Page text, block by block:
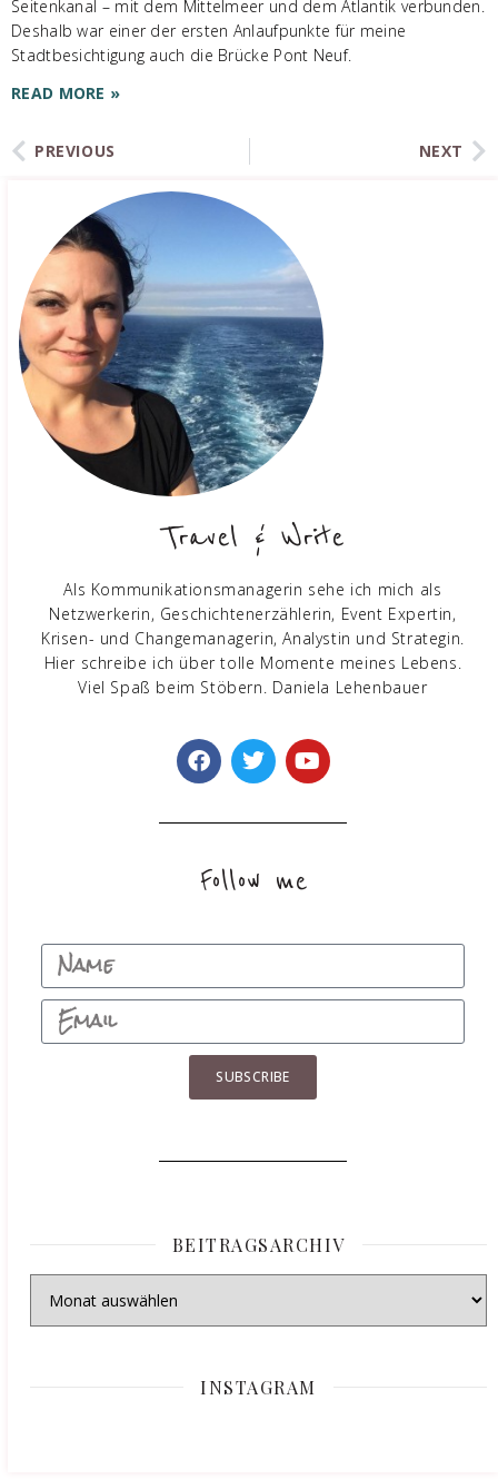
Seitenkanal – mit dem Mittelmeer und dem Atlantik verbunden.
Deshalb war einer der ersten Anlaufpunkte für meine
Stadtbesichtigung auch die Brücke Pont Neuf.
READ MORE »
PREVIOUS NEXT
Travel & Write
Als Kommunikationsmanagerin sehe ich mich als
Netzwerkerin, Geschichtenerzählerin, Event Expertin,
Krisen- und Changemanagerin, Analystin und Strategin.
Hier schreibe ich über tolle Momente meines Lebens.
Viel Spaß beim Stöbern. Daniela Lehenbauer​
Follow me
SUBSCRIBE
BEITRAGSARCHIV
INSTAGRAM